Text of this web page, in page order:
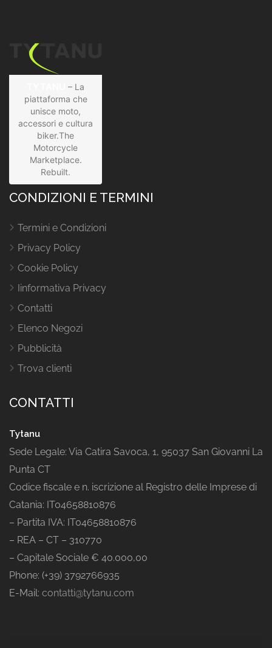
– La
piattaforma che
unisce moto,
accessori e cultura
biker.The
Motorcycle
Marketplace.
Rebuilt.
CONDIZIONI E TERMINI
Termini e Condizioni
Privacy Policy
Cookie Policy
Iinformativa Privacy
Contatti
Elenco Negozi
Pubblicità
Trova clienti
CONTATTI
Tytanu
Sede Legale: Via Catira Savoca, 1, 95037 San Giovanni La
Punta CT
Codice fiscale e n. iscrizione al Registro delle Imprese di
Catania: IT04658810876
– Partita IVA: IT04658810876
– REA – CT – 310770
– Capitale Sociale € 40.000,00
Phone: (+39) 3792766935
E-Mail: contatti@tytanu.com